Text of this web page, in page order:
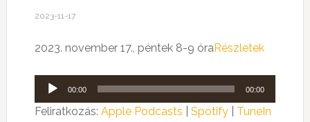
2023-11-17
2023. november 17., péntek 8-9 óraRészletek
Audió
lejátszó
00:00 00:00
Feliratkozás: Apple Podcasts Spotify| TuneIn